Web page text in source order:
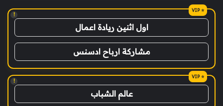
!
اول اثنين ريادة اعمال
مشاركة ارباح ادسنس
!
عالم الشباب